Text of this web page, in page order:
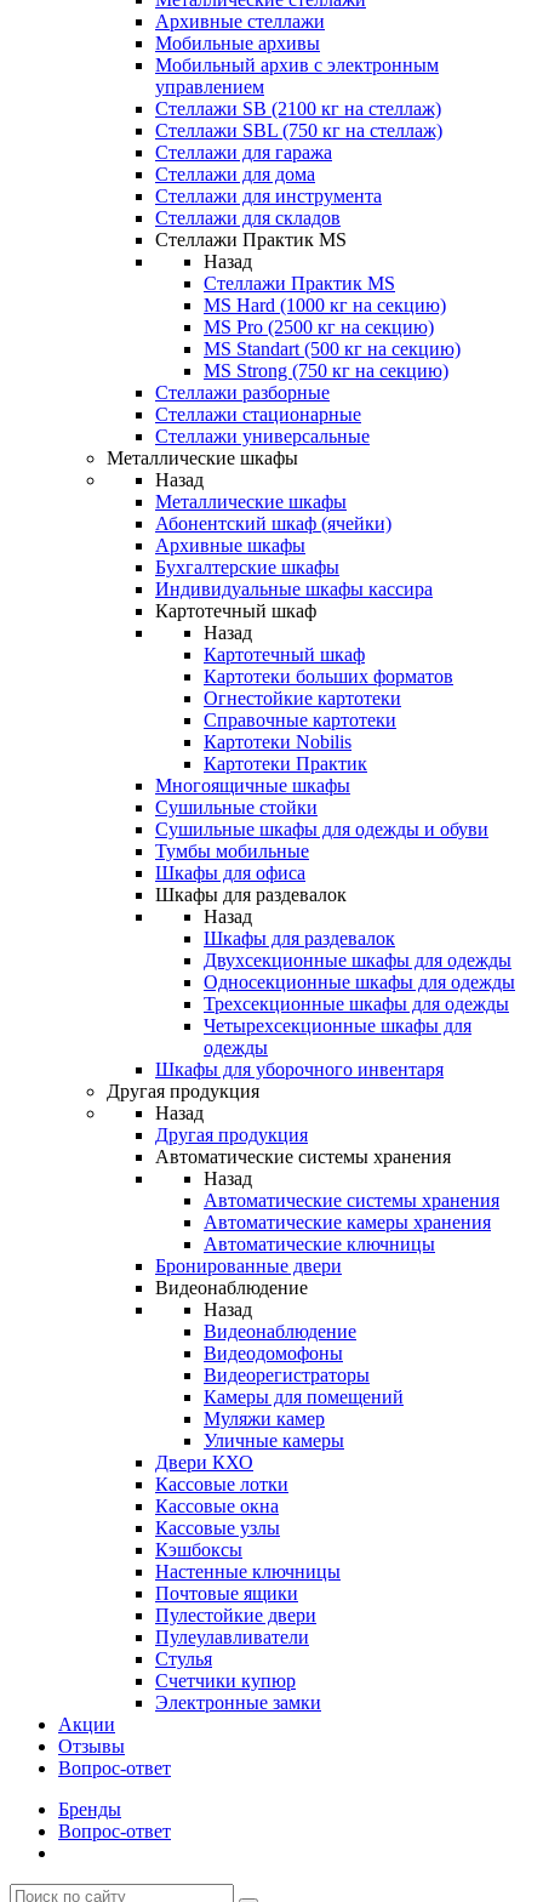
Архивные стеллажи
Мобильные архивы
Мобильный архив с электронным
управлением
Стеллажи SB (2100 кг на стеллаж)
Стеллажи SBL (750 кг на стеллаж)
Стеллажи для гаража
Стеллажи для дома
Стеллажи для инструмента
Стеллажи для складов
Стеллажи Практик MS
Назад
Стеллажи Практик MS
MS Hard (1000 кг на секцию)
MS Pro (2500 кг на секцию)
MS Standart (500 кг на секцию)
MS Strong (750 кг на секцию)
Стеллажи разборные
Стеллажи стационарные
Стеллажи универсальные
Металлические шкафы
Назад
Металлические шкафы
Абонентский шкаф (ячейки)
Архивные шкафы
Бухгалтерские шкафы
Индивидуальные шкафы кассира
Картотечный шкаф
Назад
Картотечный шкаф
Картотеки больших форматов
Огнестойкие картотеки
Справочные картотеки
Картотеки Nobilis
Картотеки Практик
Многоящичные шкафы
Сушильные стойки
Сушильные шкафы для одежды и обуви
Тумбы мобильные
Шкафы для офиса
Шкафы для раздевалок
Назад
Шкафы для раздевалок
Двухсекционные шкафы для одежды
Односекционные шкафы для одежды
Трехсекционные шкафы для одежды
Четырехсекционные шкафы для
одежды
Шкафы для уборочного инвентаря
Другая продукция
Назад
Другая продукция
Автоматические системы хранения
Назад
Автоматические системы хранения
Автоматические камеры хранения
Автоматические ключницы
Бронированные двери
Видеонаблюдение
Назад
Видеонаблюдение
Видеодомофоны
Видеорегистраторы
Камеры для помещений
Муляжи камер
Уличные камеры
Двери КХО
Кассовые лотки
Кассовые окна
Кассовые узлы
Кэшбоксы
Настенные ключницы
Почтовые ящики
Пулестойкие двери
Пулеулавливатели
Стулья
Счетчики купюр
Электронные замки
Акции
Отзывы
Вопрос-ответ
Бренды
Вопрос-ответ